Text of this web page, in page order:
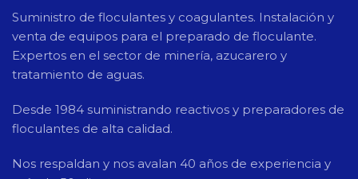
Suministro de floculantes y coagulantes. Instalación y
venta de equipos para el preparado de floculante.
Expertos en el sector de minería, azucarero y
tratamiento de aguas.
Desde 1984 suministrando reactivos y preparadores de
floculantes de alta calidad.
Nos respaldan y nos avalan 40 años de experiencia y